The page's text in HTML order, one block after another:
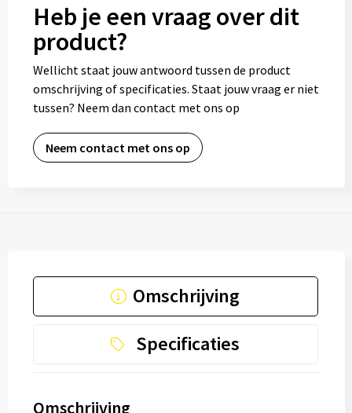
Heb je een vraag over dit
product?
Wellicht staat jouw antwoord tussen de product
omschrijving of specificaties. Staat jouw vraag er niet
tussen? Neem dan contact met ons op
Neem contact met ons op
Omschrijving
Specificaties
Omschrijving